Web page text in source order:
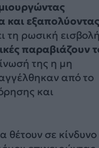
και εξαπολύοντας
τη ρωσική
παραβιάζουν
της η μη
από το
και
σε κίνδυνο